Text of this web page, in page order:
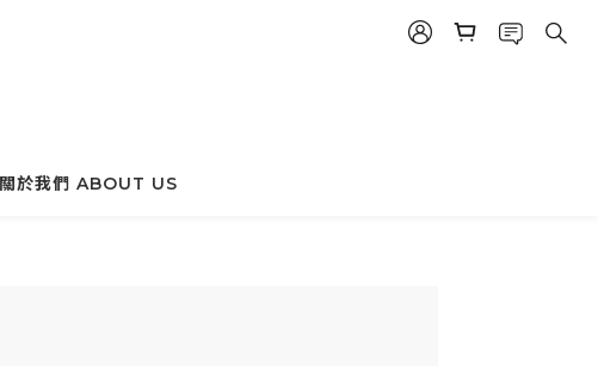
關於我們 ABOUT US